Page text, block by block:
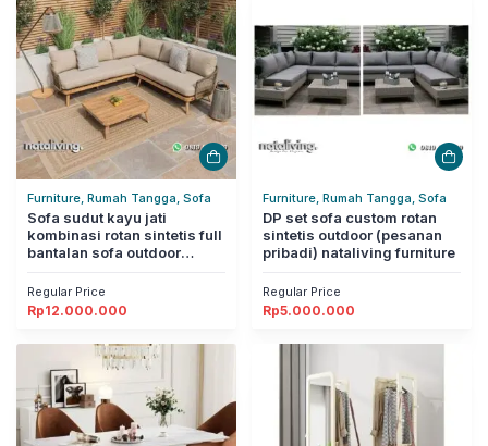
Furniture, Rumah Tangga, Sofa
Sofa sudut kayu jati
kombinasi rotan sintetis full
bantalan sofa outdoor
Regular Price
Rp12.000.000
Furniture, Rumah Tangga, Sofa
DP set sofa custom rotan
sintetis outdoor (pesanan
pribadi) nataliving furniture
Regular Price
Rp5.000.000